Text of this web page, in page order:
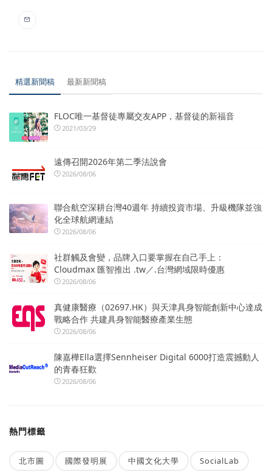
精選新聞稿 最新新聞稿
FLOC唯一基督徒專屬交友APP，基督徒的新福音
2021/03/29
遠傳召開2026年第二季法說會
2026/08/06
聯合航空深耕台灣40週年 持續投資市場、升級機隊並強
化全球航網連結
2026/08/06
社群觸及會變，品牌入口要掌握在自己手上：
Cloudmax 匯智推出 .tw／.台灣網域限時優惠
2026/08/06
真健康醫療（02697.HK）與天津具身智能創新中心達成
戰略合作 共建具身智能醫療產業生態
2026/08/06
陳嘉樺Ella選擇Sennheiser Digital 6000打造震撼動人
的青春狂歡
2026/08/06
熱門標籤
北市圖 國際發明展 中國文化大學 SocialLab